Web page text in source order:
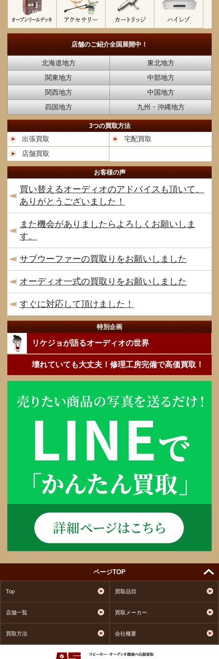
店舗のご紹介全国展開中！
北海道地方
東北地方
関東地方
中部地方
関西地方
中国地方
四国地方
九州・沖縄地方
3つの買取方法
出張買取
宅配買取
店舗買取
お客様の声
買い替えるオーディオのアドバイスも頂いて、
ありがとうございました！
また機会がありましたらよろしくお願いしま
す。
サブウーファーの買取りをお願いしました
オーディオ一式の買取りをお願いしました
すぐに対応して頂けました！
特別企画
リケジョが語るオーディオの世界
壊れていても大丈夫！修理工房完備で高価買取！
ページTOP
Top 買取品目
店舗一覧 買取メーカー
買取方法 会社概要